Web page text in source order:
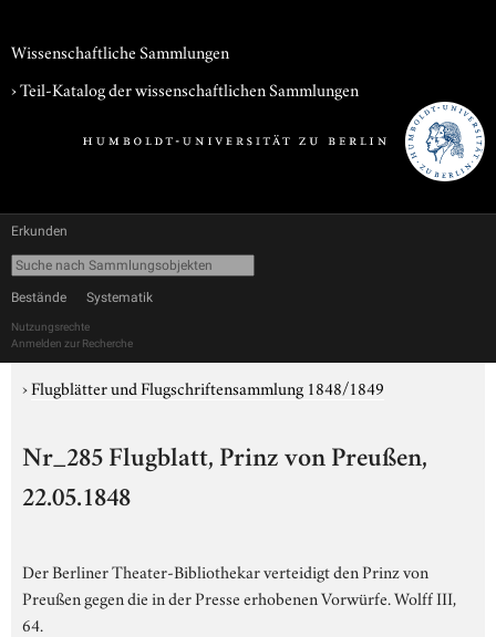
Wissenschaftliche Sammlungen
› Teil-Katalog der wissenschaftlichen Sammlungen
Erkunden
Bestände Systematik
Nutzungsrechte
Anmelden zur Recherche
›Flugblätter und Flugschriftensammlung 1848/1849
Nr_285 Flugblatt, Prinz von Preußen,
22.05.1848
Der Berliner Theater-Bibliothekar verteidigt den Prinz von
Preußen gegen die in der Presse erhobenen Vorwürfe. Wolff III,
64.